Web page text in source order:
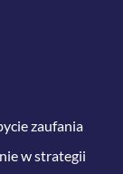
zaufania
w strategii